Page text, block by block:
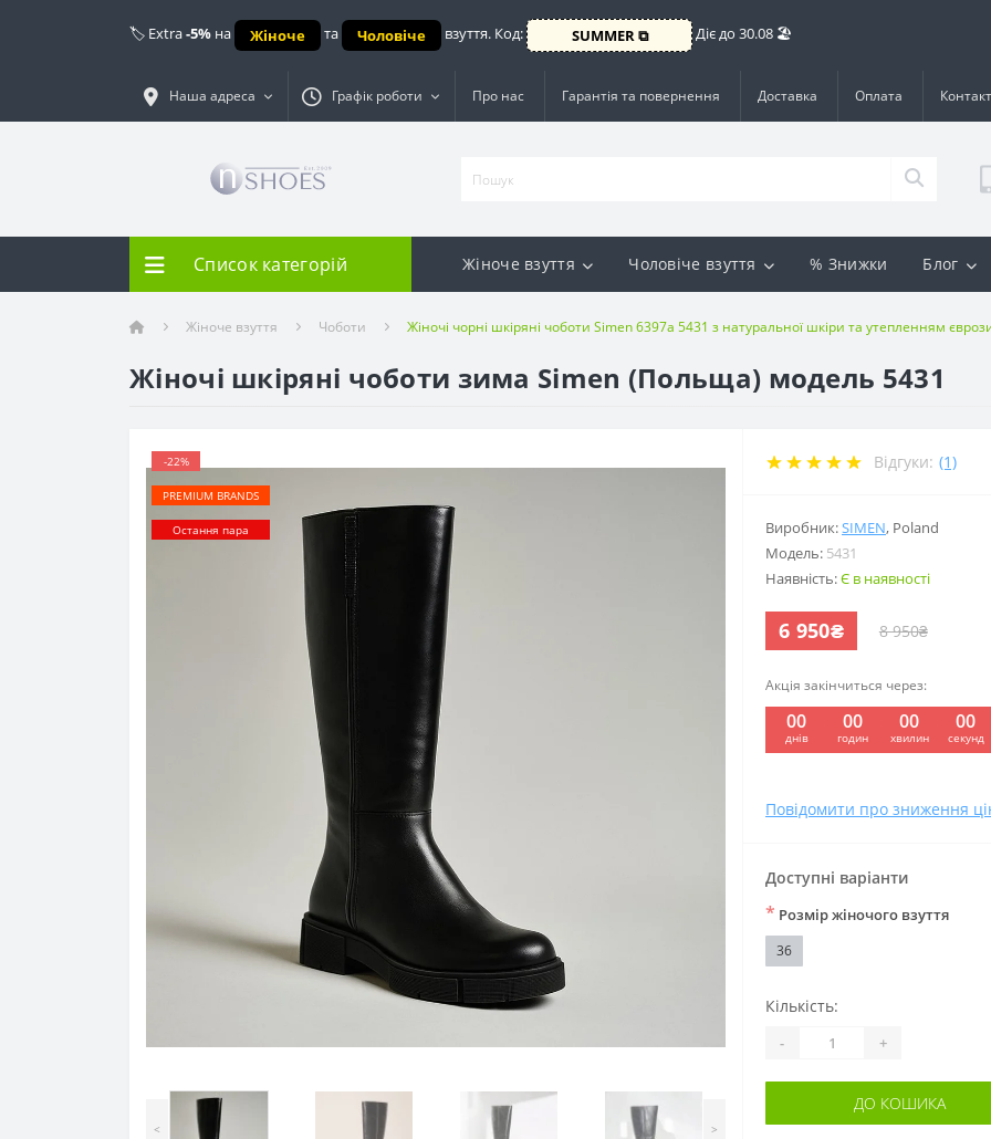
🏷️ Extra-5% на Жіноче та Чоловіче взуття. Код: SUMMER ⧉ Діє до 30.08 🏖️
Наша адреса Графік роботи Про нас Гарантія та повернення Доставка Оплата
Список категорій Жіноче взуття Чоловіче взуття % Знижки Блог
Жіноче взуття Чоботи Жіночі чорні шкіряні чоботи Simen 6397a 5431 з натуральної шкіри та утепленням
Жіночі шкіряні чоботи зима Simen (Польща) модель 5431
-22%
PREMIUM BRANDS
Остання пара
< >
Відгуки: (1)
Виробник:SIMEN, Poland
Модель: 5431
Наявність:Є в наявності
6 950₴ 8 950₴
Акція закінчиться через:
00
днів
00
годин
00
хвилин
00
секунд
Повідомити про зниження
Доступні варіанти
* Розмір жіночого взуття
36
Кількість:
- +
ДО КОШИКА